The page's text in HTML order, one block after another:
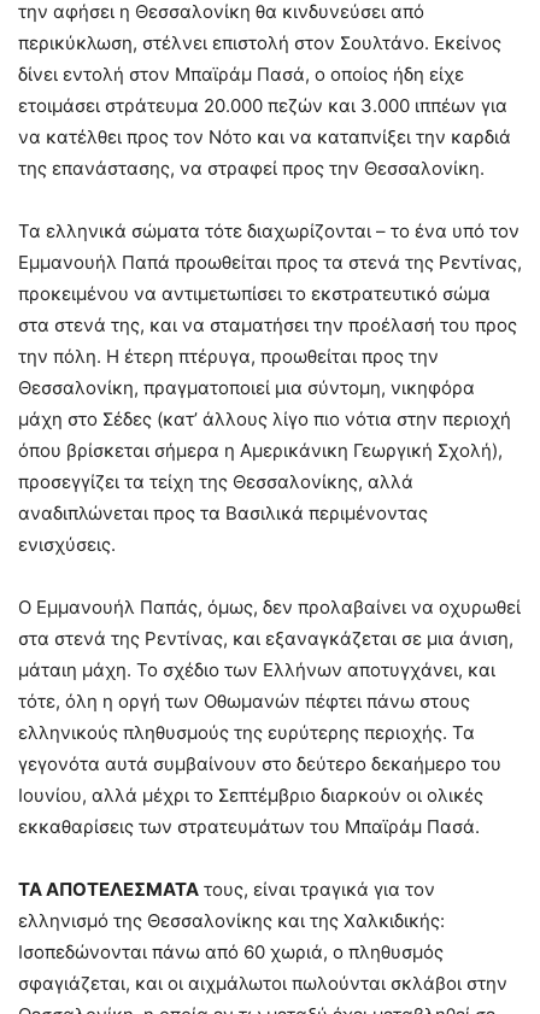
την αφήσει η Θεσσαλονίκη θα κινδυνεύσει από
περικύκλωση, στέλνει επιστολή στον Σουλτάνο. Εκείνος
δίνει εντολή στον Μπαϊράμ Πασά, ο οποίος ήδη είχε
ετοιμάσει στράτευμα 20.000 πεζών και 3.000 ιππέων για
να κατέλθει προς τον Νότο και να καταπνίξει την καρδιά
της επανάστασης, να στραφεί προς την Θεσσαλονίκη.
Τα ελληνικά σώματα τότε διαχωρίζονται – το ένα υπό τον
Εμμανουήλ Παπά προωθείται προς τα στενά της Ρεντίνας,
προκειμένου να αντιμετωπίσει το εκστρατευτικό σώμα
στα στενά της, και να σταματήσει την προέλασή του προς
την πόλη. Η έτερη πτέρυγα, προωθείται προς την
Θεσσαλονίκη, πραγματοποιεί μια σύντομη, νικηφόρα
μάχη στο Σέδες (κατ’ άλλους λίγο πιο νότια στην περιοχή
όπου βρίσκεται σήμερα η Αμερικάνικη Γεωργική Σχολή),
προσεγγίζει τα τείχη της Θεσσαλονίκης, αλλά
αναδιπλώνεται προς τα Βασιλικά περιμένοντας
ενισχύσεις.
Ο Εμμανουήλ Παπάς, όμως, δεν προλαβαίνει να οχυρωθεί
στα στενά της Ρεντίνας, και εξαναγκάζεται σε μια άνιση,
μάταιη μάχη. Το σχέδιο των Ελλήνων αποτυγχάνει, και
τότε, όλη η οργή των Οθωμανών πέφτει πάνω στους
ελληνικούς πληθυσμούς της ευρύτερης περιοχής. Τα
γεγονότα αυτά συμβαίνουν στο δεύτερο δεκαήμερο του
Ιουνίου, αλλά μέχρι το Σεπτέμβριο διαρκούν οι ολικές
εκκαθαρίσεις των στρατευμάτων του Μπαϊράμ Πασά.
ΤΑ ΑΠΟΤΕΛΕΣΜΑΤΑ τους, είναι τραγικά για τον
ελληνισμό της Θεσσαλονίκης και της Χαλκιδικής:
Ισοπεδώνονται πάνω από 60 χωριά, ο πληθυσμός
σφαγιάζεται, και οι αιχμάλωτοι πωλούνται σκλάβοι στην